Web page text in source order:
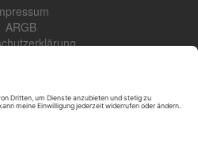
ARGB
Bösensell